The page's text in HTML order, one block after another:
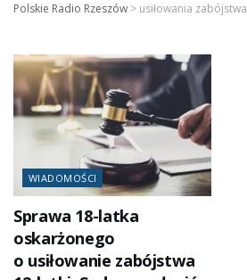
Polskie Radio Rzeszów > usiłowania zabójstwa
WIADOMOŚCI
Sprawa 18-latka
oskarżonego
o usiłowanie zabójstwa